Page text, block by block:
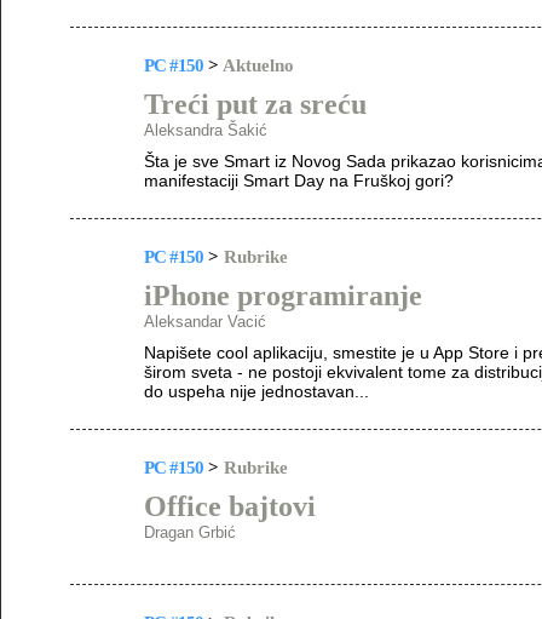
PC #150 > Aktuelno
Treći put za sreću
Aleksandra Šakić
Šta je sve Smart iz Novog Sada prikazao
manifestaciji Smart Day na Fruškoj gori?
PC #150 > Rubrike
iPhone programiranje
Aleksandar Vacić
Napišete cool aplikaciju, smestite je u App Store i
širom sveta - ne postoji ekvivalent tome za
do uspeha nije jednostavan...
PC #150 > Rubrike
Office bajtovi
Dragan Grbić